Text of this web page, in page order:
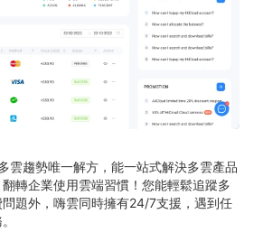
雲趨勢唯一解方，能一站式解決多雲產品
轉企業使用雲端習慣！您能輕鬆追蹤多
題外，嗨雲同時擁有24/7支援，遇到任